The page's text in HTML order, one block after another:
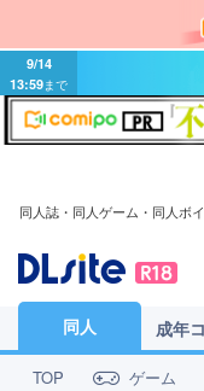
9/14
13:59まで
同人誌・同人ゲーム・同人ボ
同人 成年
TOP ゲーム